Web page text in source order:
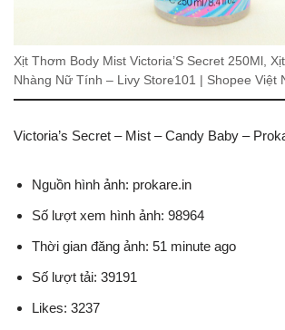
Xịt Thơm Body Mist Victoria’S Secret 250Ml,
Nhàng Nữ Tính – Livy Store101 | Shopee Việt
Victoria’s Secret – Mist – Candy Baby –
Nguồn hình ảnh: prokare.in
Số lượt xem hình ảnh: 98964
Thời gian đăng ảnh: 51 minute ago
Số lượt tải: 39191
Likes: 3237